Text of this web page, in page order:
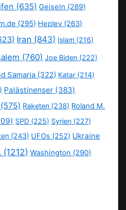
(635) Geiseln (289)
(295) Heplev (263)
Iran (843) Islam (216)
(760) Joe Biden (222)
Samaria (322) Katar (214)
Palästinenser (383)
(575) Raketen (238) Roland M.
SPD (225) Syrien (227)
(243) UFOs (252) Ukraine
(1212) Washington (290)